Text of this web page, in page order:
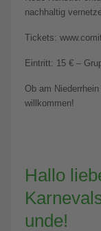
nachhaltig
Tickets:
Eintritt: 15 € –
Ob am
willkommen!
Hallo
unde!